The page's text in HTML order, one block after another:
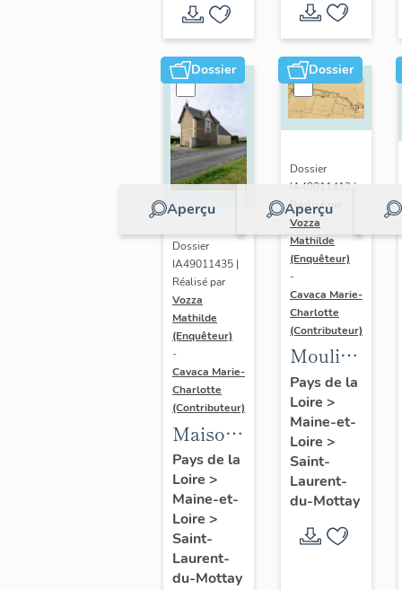
Dossier
Aperçu
Dossier
IA49011435 |
Réalisé par
Vozza
Mathilde
(Enquêteur)
-
Cavaca Marie-
Charlotte
(Contributeur)
Maison,
dite le
Chalet
Pays de la
Loire >
Maine-et-
Loire >
Saint-
Laurent-
du-Mottay
Dossier
Aperçu
Dossier
IA49011412 |
Réalisé par
Vozza
Mathilde
(Enquêteur)
-
Cavaca Marie-
Charlotte
(Contributeur)
Moulin
à eau,
dit Petit
Moulin
Pays de la
Loire >
Maine-et-
Loire >
Saint-
Laurent-
du-Mottay